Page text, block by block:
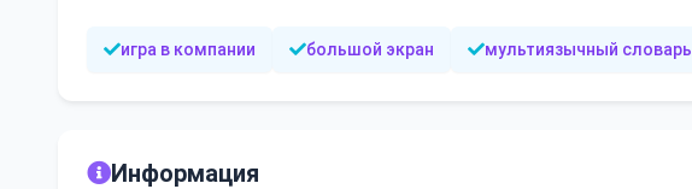
игра в компании большой экран мультиязычный словарь
Информация